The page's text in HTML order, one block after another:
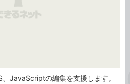
、JavaScriptの編集を支援します。